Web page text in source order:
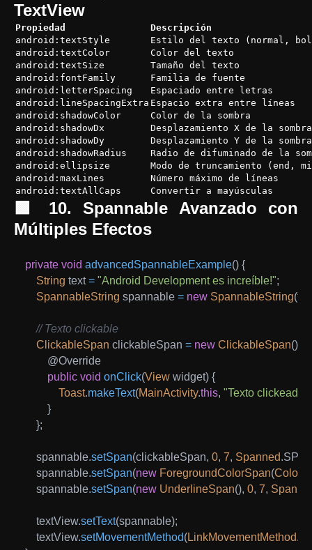
TextView
Propiedad
Descripción
android:textStyle
Estilo del texto (normal,
android:textColor
Color del texto
android:textSize
Tamaño del texto
android:fontFamily
Familia de fuente
android:letterSpacing
Espaciado entre letras
android:lineSpacingExtra Espacio extra entre líneas
android:shadowColor
Color de la sombra
android:shadowDx
Desplazamiento X de la sombra
android:shadowDy
Desplazamiento Y de la sombra
android:shadowRadius
Radio de difuminado de la
android:ellipsize
Modo de truncamiento (end,
android:maxLines
Número máximo de líneas
android:textAllCaps
Convertir a mayúsculas
🟩 10. Spannable Avanzado con
Múltiples Efectos
private void advancedSpannableExample() {
String text = "Android Development es increíble!";
SpannableString spannable = new SpannableString(
// Texto clickable
ClickableSpan clickableSpan = new ClickableSpan()
@Override
public void onClick(View widget) {
Toast.makeText(MainActivity.this, "Texto clickeado!"
}
};
    spannable
.setSpan(clickableSpan, 0, 7, Spanned.
    spannable
.setSpan(new ForegroundColorSpan(Color
    spannable
.setSpan(new UnderlineSpan(), 0, 7,
    textView
.setText(spannable);
    textView
.setMovementMethod(LinkMovementMethod.